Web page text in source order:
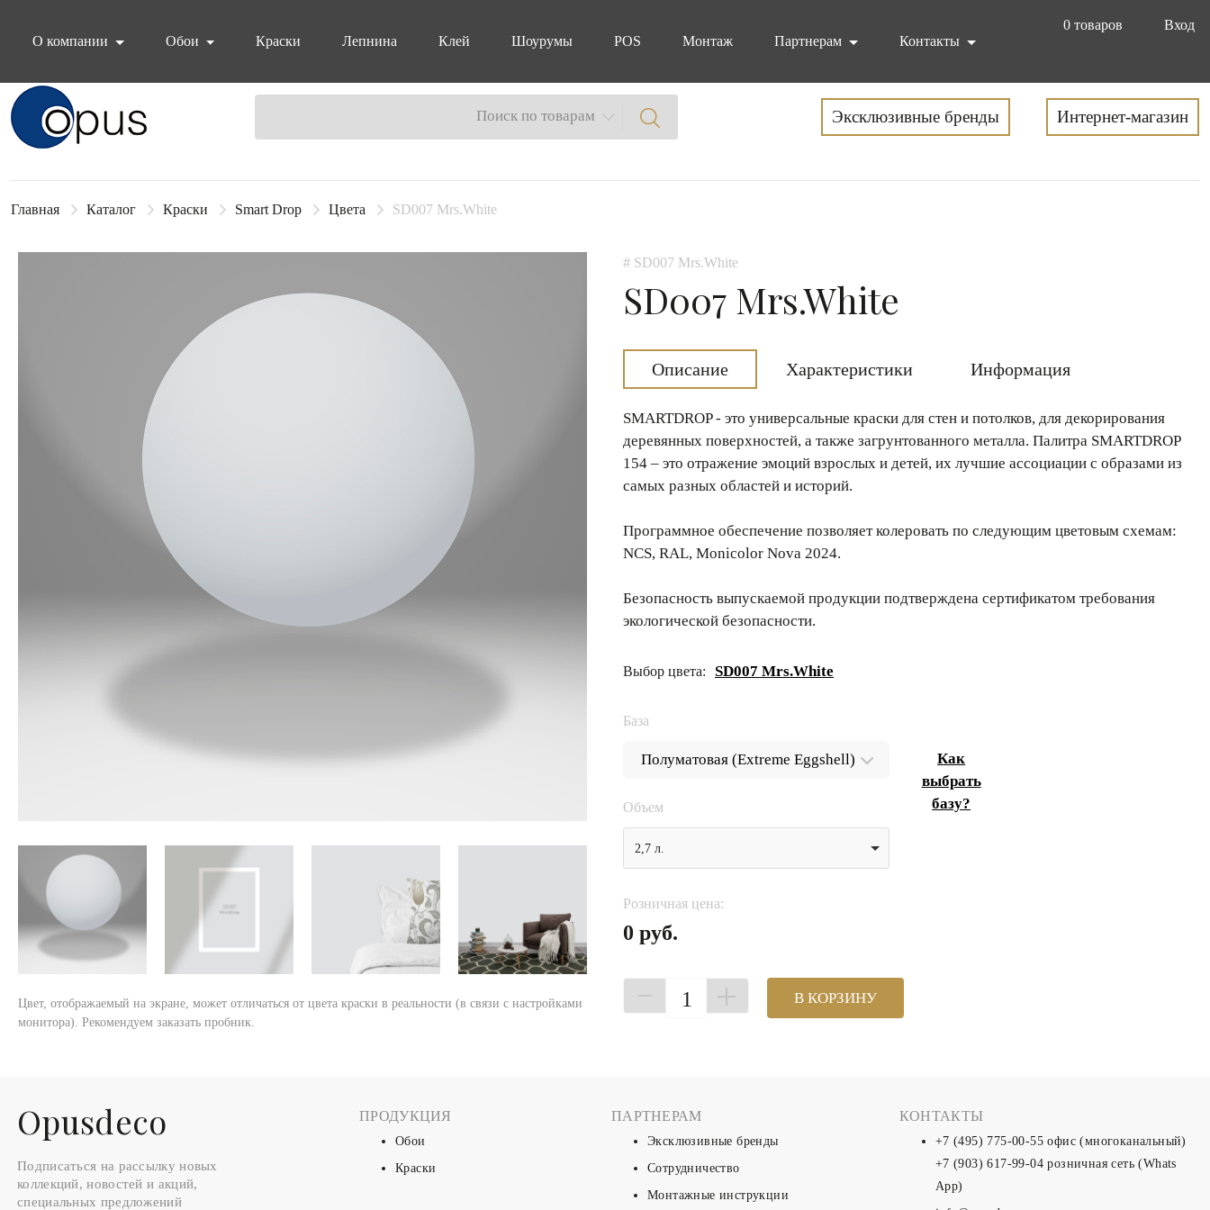
0 товаров
Вход
О компании
Обои Краски Лепнина Клей Шоурумы POS Монтаж Партнерам Контакты
Блок поиска Поиск по товарам Эксклюзивные бренды Интернет-магазин
Главная Каталог Краски Smart Drop Цвета SD007 Mrs.White
Цвет, отображаемый на экране, может отличаться от цвета краски в реальности (в связи с настройками
монитора). Рекомендуем заказать пробник.
# SD007 Mrs.White
SD007 Mrs.White
Описание Характеристики Информация
SMARTDROP - это универсальные краски для стен и потолков, для декорирования
деревянных поверхностей, а также загрунтованного металла. Палитра SMARTDROP
154 – это отражение эмоций взрослых и детей, их лучшие ассоциации с образами из
самых разных областей и историй.
Программное обеспечение позволяет колеровать по следующим цветовым схемам:
NCS, RAL, Monicolor Nova 2024.
Безопасность выпускаемой продукции подтверждена сертификатом требования
экологической безопасности.
Выбор цвета: SD007 Mrs.White
База
Как
выбрать
базу?
Объем
2,7 л.
Розничная цена:
0 руб.
1 В КОРЗИНУ
Оpusdeco
Подписаться на рассылку новых
коллекций, новостей и акций,
специальных предложений
ПРОДУКЦИЯ
Обои
Краски
ПАРТНЕРАМ
Эксклюзивные бренды
Сотрудничество
Монтажные инструкции
КОНТАКТЫ
+7 (495) 775-00-55 офис (многоканальный)
+7 (903) 617-99-04 розничная сеть (Whats
App)